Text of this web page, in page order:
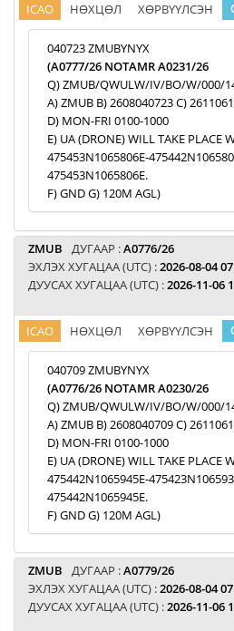
ICAO НӨХЦӨЛ ХӨРВҮҮЛСЭН
040723 ZMUBYNYX
(A0777/26 NOTAMR A0231/26
Q) ZMUB/QWULW/IV/BO/W/000/
A) ZMUB B) 2608040723 C)
D) MON-FRI 0100-1000
E) UA (DRONE) WILL TAKE PLACE
475453N1065806E-
475453N1065806E.
F) GND G) 120M AGL)
ZMUB ДУГААР :A0776/26
ЭХЛЭХ ХУГАЦАА (UTC) :2026-08-04
ДУУСАХ ХУГАЦАА (UTC) :2026-11-06
ICAO НӨХЦӨЛ ХӨРВҮҮЛСЭН
040709 ZMUBYNYX
(A0776/26 NOTAMR A0230/26
Q) ZMUB/QWULW/IV/BO/W/000/
A) ZMUB B) 2608040709 C)
D) MON-FRI 0100-1000
E) UA (DRONE) WILL TAKE PLACE
475442N1065945E-
475442N1065945E.
F) GND G) 120M AGL)
ZMUB ДУГААР :A0779/26
ЭХЛЭХ ХУГАЦАА (UTC) :2026-08-04
ДУУСАХ ХУГАЦАА (UTC) :2026-11-06